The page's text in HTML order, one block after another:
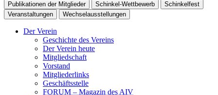
Publikationen der Mitglieder
Schinkel-Wettbewerb
Schinkelfest
Veranstaltungen
Wechselausstellungen
Der Verein
Geschichte des Vereins
Der Verein heute
Mitgliedschaft
Vorstand
Mitgliederlinks
Geschäftsstelle
FORUM – Magazin des AIV